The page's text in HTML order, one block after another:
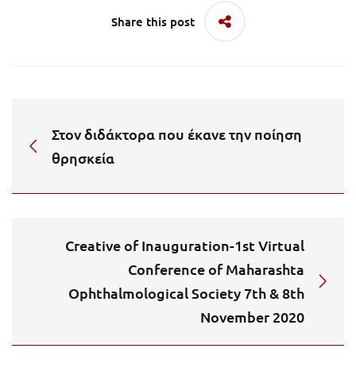
Share this post
Στον διδάκτορα που έκανε την ποίηση
θρησκεία
Creative of Inauguration-1st Virtual
Conference of Maharashta
Ophthalmological Society 7th & 8th
November 2020